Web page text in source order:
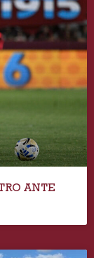
ANTE